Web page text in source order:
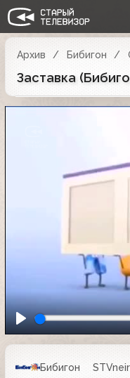
Архив Бибигон
Заставка
Бибигон